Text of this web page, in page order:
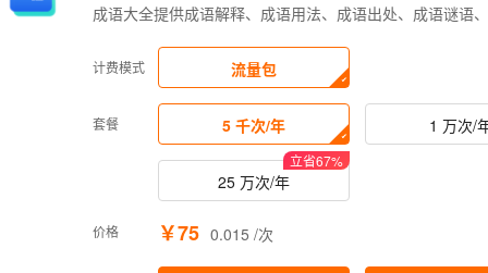
成语大全提供成语解释、成语用法、成语出处、成语谜语
计费模式 流量包
套餐 5 千次/年 1 万次/
25 万次/年
立省67%
价格 ￥75 0.015 /次